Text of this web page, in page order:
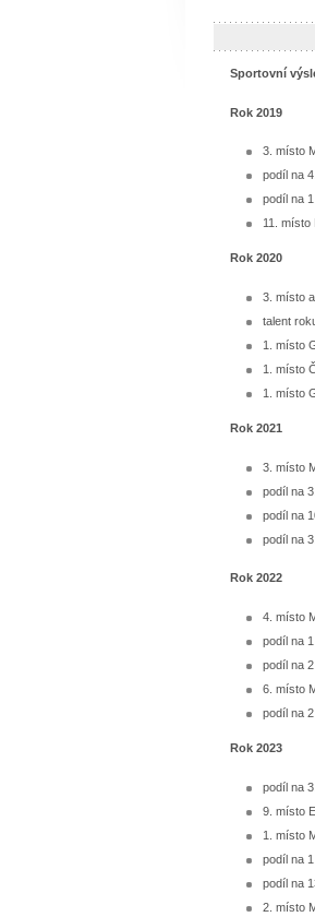
Sportovní
Rok 2019
3. místo
podíl na
podíl na
11. místo
Rok 2020
3. místo
talent
1. místo
1. místo
1. místo
Rok 2021
3. místo
podíl na
podíl na
podíl na
Rok 2022
4. místo
podíl na
podíl na
6. místo
podíl na
Rok 2023
podíl na
9. místo
1. místo
podíl na
podíl na
2. místo